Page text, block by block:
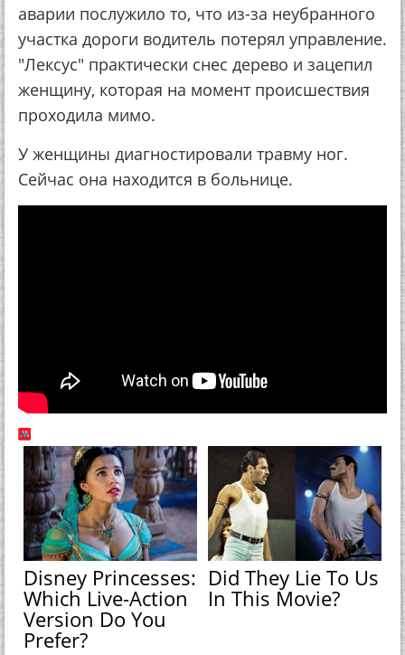
аварии послужило то, что из-за неубранного
участка дороги водитель потерял управление.
"Лексус" практически снес дерево и зацепил
женщину, которая на момент происшествия
проходила мимо.
У женщины диагностировали травму ног.
Сейчас она находится в больнице.
Disney Princesses:
Which Live-Action
Version Do You
Prefer?
Did They Lie To Us
In This Movie?